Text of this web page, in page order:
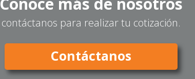
contáctanos para realizar tu cotización.
Contáctanos